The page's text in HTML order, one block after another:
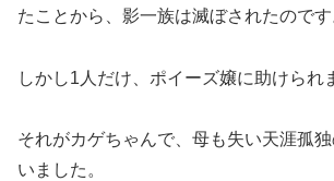
たことから、影一族は滅ぼされたのです
しかし1人だけ、ポイーズ嬢に助けられ
それがカゲちゃんで、母も失い天涯孤
いました。